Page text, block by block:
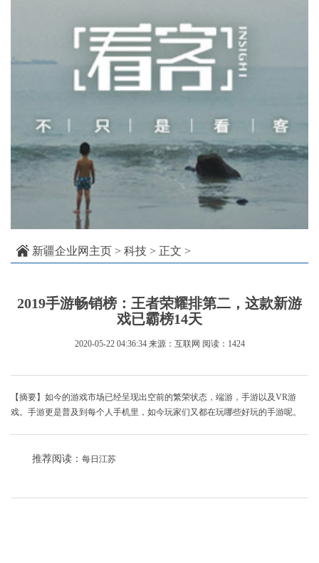
新疆企业网主页 > 科技 > 正文 >
2019手游畅销榜：王者荣耀排第二，这款新游
戏已霸榜14天
2020-05-22 04:36:34 来源：互联网 阅读：1424
【摘要】如今的游戏市场已经呈现出空前的繁荣状态，端游，手游以及VR游
戏。手游更是普及到每个人手机里，如今玩家们又都在玩哪些好玩的手游呢。
推荐阅读： 每日江苏